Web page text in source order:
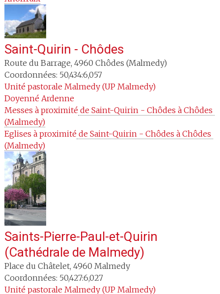
Saint-Quirin - Chôdes
Route du Barrage, 4960 Chôdes (Malmedy)
Coordonnées: 50,434:6,057
Unité pastorale Malmedy (UP Malmedy)
Doyenné Ardenne
Messes à proximité de Saint-Quirin - Chôdes à Chôdes
(Malmedy)
Eglises à proximité de Saint-Quirin - Chôdes à Chôdes
(Malmedy)
Saints-Pierre-Paul-et-Quirin
(Cathédrale de Malmedy)
Place du Châtelet, 4960 Malmedy
Coordonnées: 50,427:6,027
Unité pastorale Malmedy (UP Malmedy)